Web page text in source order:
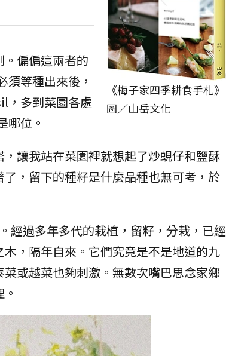
《梅子家四季耕食手札》
圖／山岳文化
偏偏這兩者的
等種出來後，
，多到菜園各處
哪位。
讓我站在菜園裡就想起了炒蜆仔和鹽酥
，留下的種籽是什麼品種也無可考，於
經過多年多代的栽植，留籽，分栽，已經
，隔年自來。它們究竟是不是地道的九
或越菜也夠刺激。無數次嘴巴思念家鄉